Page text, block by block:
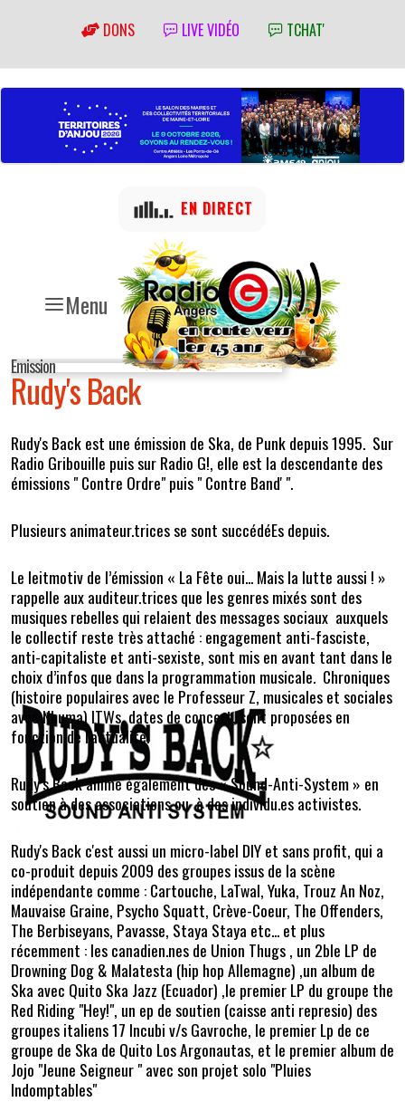
DONS LIVE VIDÉO TCHAT'
Menu
EN DIRECT
Emission
Rudy's Back
Rudy's Back est une émission de Ska, de Punk depuis 1995. Sur
Radio Gribouille puis sur Radio G!, elle est la descendante des
émissions " Contre Ordre" puis " Contre Band' ".
Plusieurs animateur.trices se sont succédéEs depuis.
Le leitmotiv de l’émission « La Fête oui... Mais la lutte aussi ! »
rappelle aux auditeur.trices que les genres mixés sont des
musiques rebelles qui relaient des messages sociaux auxquels
le collectif reste très attaché : engagement anti-fasciste,
anti-capitaliste et anti-sexiste, sont mis en avant tant dans le
choix d’infos que dans la programmation musicale. Chroniques
(histoire populaires avec le Professeur Z, musicales et sociales
avec Nhuma) ITWs, dates de concert, sont proposées en
fonction de l'actualité.
Rudy’s Back anime également des « Sound-Anti-System » en
soutien à des associations ou à des individu.es activistes.
Rudy's Back c'est aussi un micro-label DIY et sans profit, qui a
co-produit depuis 2009 des groupes issus de la scène
indépendante comme : Cartouche, LaTwal, Yuka, Trouz An Noz,
Mauvaise Graine, Psycho Squatt, Crève-Coeur, The Offenders,
The Berbiseyans, Pavasse, Staya Staya etc... et plus
récemment : les canadien.nes de Union Thugs , un 2ble LP de
Drowning Dog & Malatesta (hip hop Allemagne) ,un album de
Ska avec Quito Ska Jazz (Ecuador) ,le premier LP du groupe the
Red Riding "Hey!", un ep de soutien (caisse anti represio) des
groupes italiens 17 Incubi v/s Gavroche, le premier Lp de ce
groupe de Ska de Quito Los Argonautas, et le premier album de
Jojo "Jeune Seigneur " avec son projet solo "Pluies
Indomptables"